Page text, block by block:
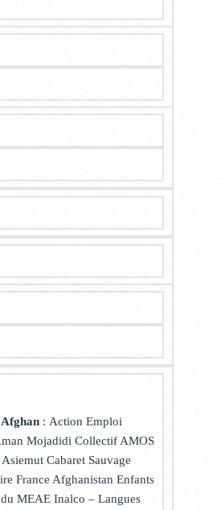
: Action Emploi
Mojadidi Collectif AMOS
Asiemut Cabaret Sauvage
France Afghanistan Enfants
MEAE Inalco – Langues